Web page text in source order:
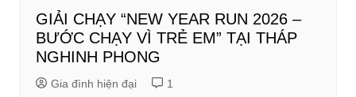
GIẢI CHẠY “NEW YEAR RUN 2026 –
BƯỚC CHẠY VÌ TRẺ EM” TẠI THÁP
NGHINH PHONG
Gia đình hiện đại 1